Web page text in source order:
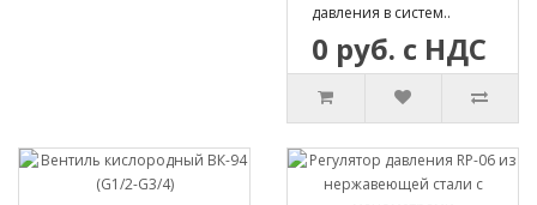
давления в систем..
0 руб. с НДС